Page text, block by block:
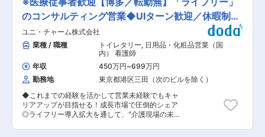
スタジアム吹田、ポカリスエットスタジアム 等
■組織構成： 20代・50代の男性社員2名、女性社
員1名が所属しています 。先輩社員からのOJT、
同行を通じて業務を覚えていただきます。 ■担当
エリア： 東北〜北海道全域 エリアによって担当
を分けており、月2・3日の宿泊が発生する可能性
もございます。 ■働き方・社風： 有給休暇取得
率100%！先代社長よりメリハリをつけた働き方
を推し進めており、有給休暇が10日付与の場合は
10日取得していただきます。もし取得が遅れてい
る場合は総務から全員に取得を促しています。 ■
当社について： Jリーグサッカースタジアムの9
います。グッドデザイン賞はじめ多数の受賞実績
経験が浅い方も歓迎。少数精鋭の環境で裁量を持
ちながらスピーディーに成長できる ■業務内容
自社オリジナルの婦人アパレルブランドを展開す
る当社にて、専門店や問屋への卸営業を中心に、
展示会運営や百貨店催事の企画・運営もお任せし
ます。商品の提案だけでなく、お客様とともにブ
ランドの認知拡大や売上向上に取り組み、自社ブ
ランドの成長を支えるポジションです。 ■業務詳
細 ・既存取引先への提案営業、関係構築 ・新規
取引先の開拓 ・展示会での商談対応（年6回程
度） ・百貨店催事の企画・運営 ・取引先との売
場づくりや販促提案 ・出荷伝票作成などの営業事
務業務 ・催事会場との調整、スタッフ手配・管理
・生産背景や商品知識の習得（中国・韓国・国内
のコンサルティング営業◆UIターン歓迎／休暇制度
充実◎
ユニ・チャーム株式会社
業種 / 職種
トイレタリー, 日用品・化粧品営業（国
内） 看護師
年収
450万円~699万円
勤務地
東京都港区三田（次のビルを除く）
◆これまでの経験を活かして営業未経験でもキャ
リアアップが目指せる！成長市場で圧倒的シェア
◎ライフリー導入拡大を通して、"介護現場の未